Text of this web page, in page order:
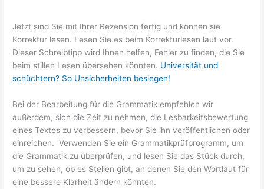
Jetzt sind Sie mit Ihrer Rezension fertig und können sie
Korrektur lesen. Lesen Sie es beim Korrekturlesen laut vor.
Dieser Schreibtipp wird Ihnen helfen, Fehler zu finden, die Sie
beim stillen Lesen übersehen könnten. Universität und
schüchtern? So Unsicherheiten besiegen!
Bei der Bearbeitung für die Grammatik empfehlen wir
außerdem, sich die Zeit zu nehmen, die Lesbarkeitsbewertung
eines Textes zu verbessern, bevor Sie ihn veröffentlichen oder
einreichen. Verwenden Sie ein Grammatikprüfprogramm, um
die Grammatik zu überprüfen, und lesen Sie das Stück durch,
um zu sehen, ob es Stellen gibt, an denen Sie den Wortlaut für
eine bessere Klarheit ändern könnten.